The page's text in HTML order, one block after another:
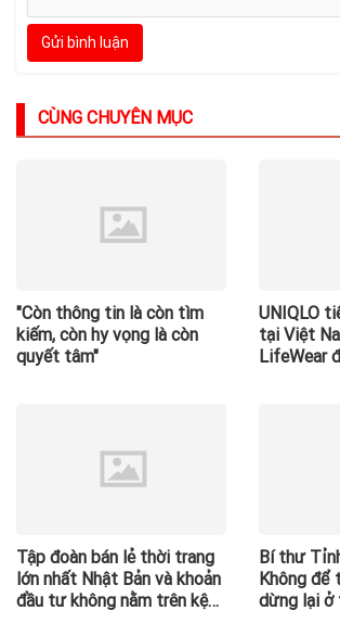
Gửi bình luận
CÙNG CHUYÊN MỤC
"Còn thông tin là còn tìm
kiếm, còn hy vọng là còn
quyết tâm"
UNIQLO
tại Việt
LifeWear
Tập đoàn bán lẻ thời trang
lớn nhất Nhật Bản và khoản
đầu tư không nằm trên kệ
Bí thư
Không để
dừng lại ở